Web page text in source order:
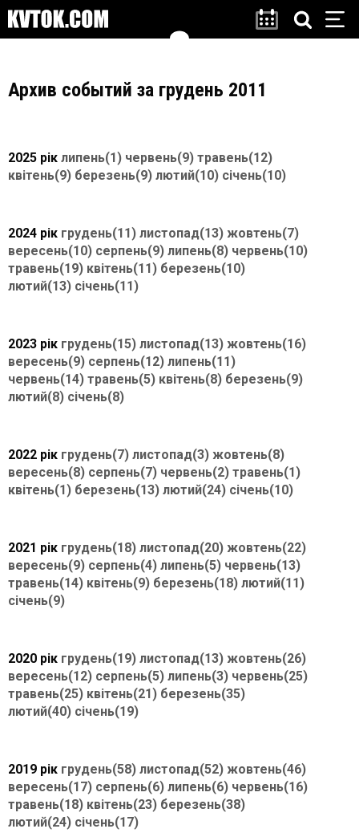
Архив событий за грудень 2011
2025 рік липень(1) червень(9) травень(12)
квітень(9) березень(9) лютий(10) січень(10)
2024 рік грудень(11) листопад(13) жовтень(7)
вересень(10) серпень(9) липень(8) червень(10)
травень(19) квітень(11) березень(10)
лютий(13) січень(11)
2023 рік грудень(15) листопад(13) жовтень(16)
вересень(9) серпень(12) липень(11)
червень(14) травень(5) квітень(8) березень(9)
лютий(8) січень(8)
2022 рік грудень(7) листопад(3) жовтень(8)
вересень(8) серпень(7) червень(2) травень(1)
квітень(1) березень(13) лютий(24) січень(10)
2021 рік грудень(18) листопад(20) жовтень(22)
вересень(9) серпень(4) липень(5) червень(13)
травень(14) квітень(9) березень(18) лютий(11)
січень(9)
2020 рік грудень(19) листопад(13) жовтень(26)
вересень(12) серпень(5) липень(3) червень(25)
травень(25) квітень(21) березень(35)
лютий(40) січень(19)
2019 рік грудень(58) листопад(52) жовтень(46)
вересень(17) серпень(6) липень(6) червень(16)
травень(18) квітень(23) березень(38)
лютий(24) січень(17)